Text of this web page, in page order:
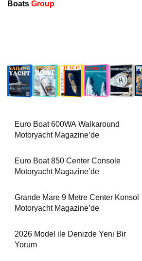
Boats Group
Euro Boat 600WA Walkaround
Motoryacht Magazine’de
Euro Boat 850 Center Console
Motoryacht Magazine’de
Grande Mare 9 Metre Center Konsol
Motoryacht Magazine’de
2026 Model ile Denizde Yeni Bir
Yorum